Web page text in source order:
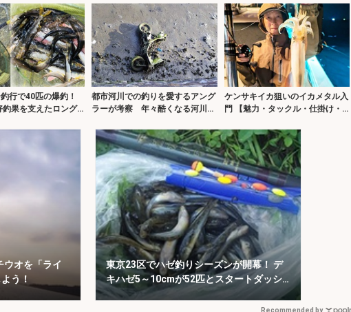
行で40匹の爆釣！
釣果を支えたロング
都市河川での釣りを愛するアング
ラーが考察 年々酷くなる河川の
ケンサキイカ狙いのイカメタル入
門 【魅力・タックル・仕掛け・
ウオを「ライ
う！
東京23区でハゼ釣りシーズンが開幕！ デ
キハゼ5～10cmが52匹とスタートダッシ
ュに成功